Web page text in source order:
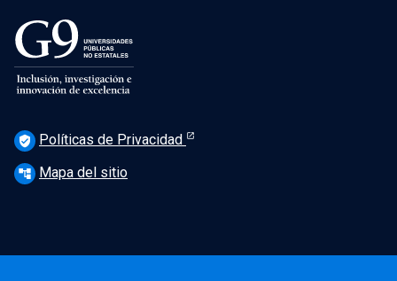
verified_user Políticas de Privacidad
account_tree Mapa del sitio